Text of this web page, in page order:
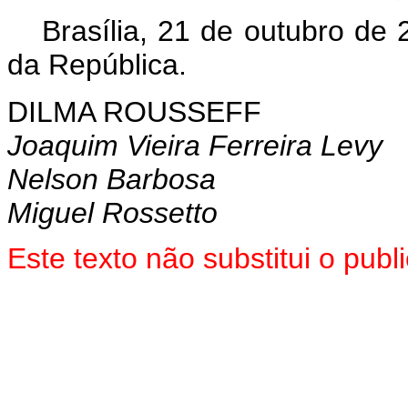
Brasília, 21 de outubro de
da República.
DILMA ROUSSEFF
Joaquim Vieira Ferreira Levy
Nelson Barbosa
Miguel Rossetto
Este texto não substitui o